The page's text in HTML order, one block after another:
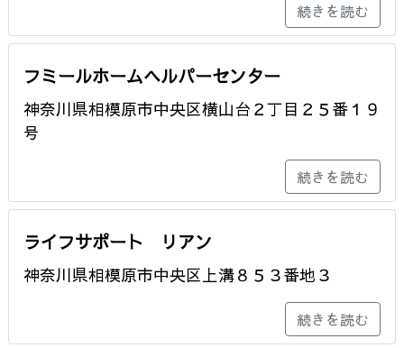
続きを読む
フミールホームヘルパーセンター
神奈川県相模原市中央区横山台２丁目２５番１９
号
続きを読む
ライフサポート リアン
神奈川県相模原市中央区上溝８５３番地３
続きを読む